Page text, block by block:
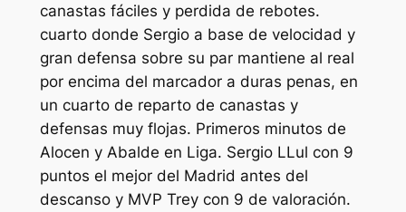
canastas fáciles y perdida de rebotes.
cuarto donde Sergio a base de velocidad y
gran defensa sobre su par mantiene al real
por encima del marcador a duras penas, en
un cuarto de reparto de canastas y
defensas muy flojas. Primeros minutos de
Alocen y Abalde en Liga. Sergio LLul con 9
puntos el mejor del Madrid antes del
descanso y MVP Trey con 9 de valoración.